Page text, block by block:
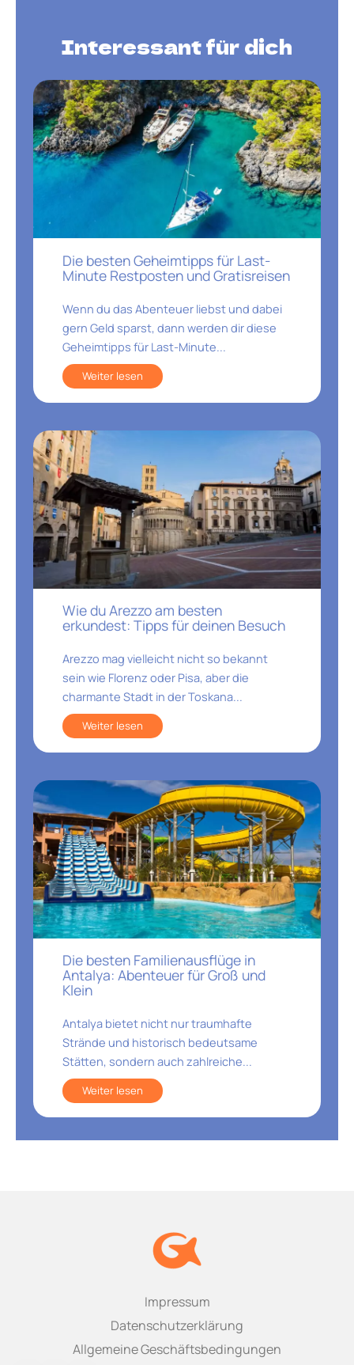
Interessant für dich
Die besten Geheimtipps für Last-
Minute Restposten und Gratisreisen
Wenn du das Abenteuer liebst und dabei
gern Geld sparst, dann werden dir diese
Geheimtipps für Last-Minute...
Weiter lesen
Wie du Arezzo am besten
erkundest: Tipps für deinen Besuch
Arezzo mag vielleicht nicht so bekannt
sein wie Florenz oder Pisa, aber die
charmante Stadt in der Toskana...
Weiter lesen
Die besten Familienausflüge in
Antalya: Abenteuer für Groß und
Klein
Antalya bietet nicht nur traumhafte
Strände und historisch bedeutsame
Stätten, sondern auch zahlreiche...
Weiter lesen
Impressum
Datenschutzerklärung
Allgemeine Geschäftsbedingungen